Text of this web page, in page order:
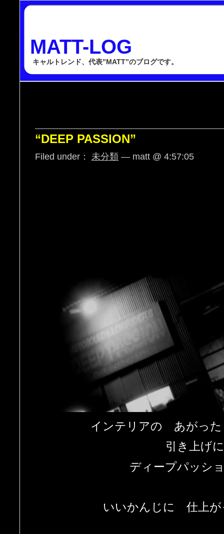
MATT-LOG
キャルトレンド、代表”MATT”のブログです。
“DEEP PASSION”
Filed under： 未分類 — matt @ 4:57:05
インテリアの あがっ
引き上げに
ディープパッ
いいかんじに 仕上が